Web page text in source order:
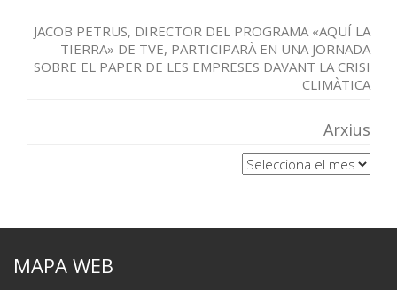
JACOB PETRUS, DIRECTOR DEL PROGRAMA «AQUÍ LA
TIERRA» DE TVE, PARTICIPARÀ EN UNA JORNADA
SOBRE EL PAPER DE LES EMPRESES DAVANT LA CRISI
CLIMÀTICA
Arxius
Arxius
MAPA WEB